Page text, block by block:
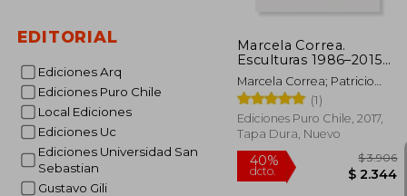
EDITORIAL
Ediciones Arq
Ediciones Puro Chile
Local Ediciones
Ediciones Uc
Ediciones Universidad San
Sebastian
Gustavo Gili
Marcela Correa.
Esculturas 1986–2015
(en Bilingüe)
Marcela Correa; Patricio
Mardones; Smiljan Radic;
Alberto Sato
(1)
Ediciones Puro Chile, 2017,
Tapa Dura, Nuevo